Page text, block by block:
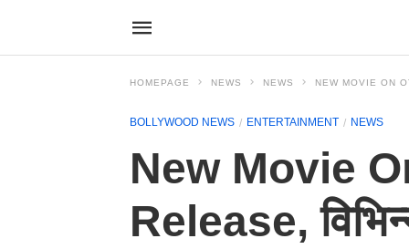
HOMEPAGE NEWS NEWS NEW MOVIE ON
BOLLYWOOD NEWS ENTERTAINMENT NEWS
New Movie
Release,